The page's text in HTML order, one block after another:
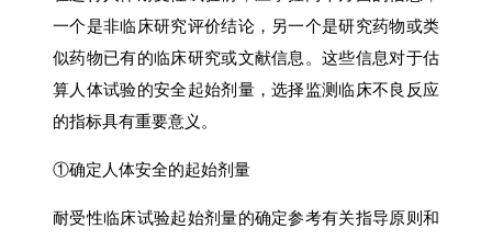
一个是非临床研究评价结论，另一个是研究药物或类
似药物已有的临床研究或文献信息。这些信息对于估
算人体试验的安全起始剂量，选择监测临床不良反应
的指标具有重要意义。
①确定人体安全的起始剂量
耐受性临床试验起始剂量的确定参考有关指导原则和